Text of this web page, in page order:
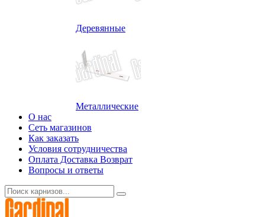
Деревянные
Металлические
О нас
Сеть магазинов
Как заказать
Условия сотрудничества
Оплата Доставка Возврат
Вопросы и ответы